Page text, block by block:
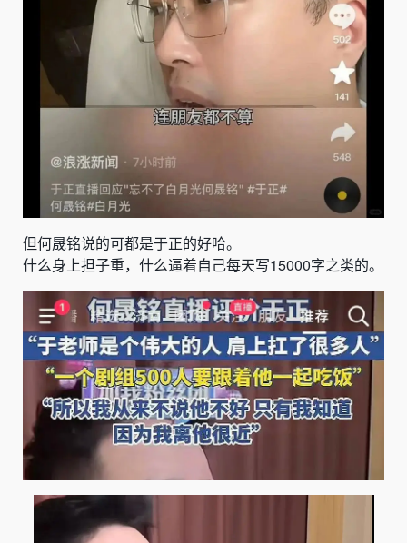
但何晟铭说的可都是于正的好哈。
什么身上担子重，什么逼着自己每天写15000字之类的。